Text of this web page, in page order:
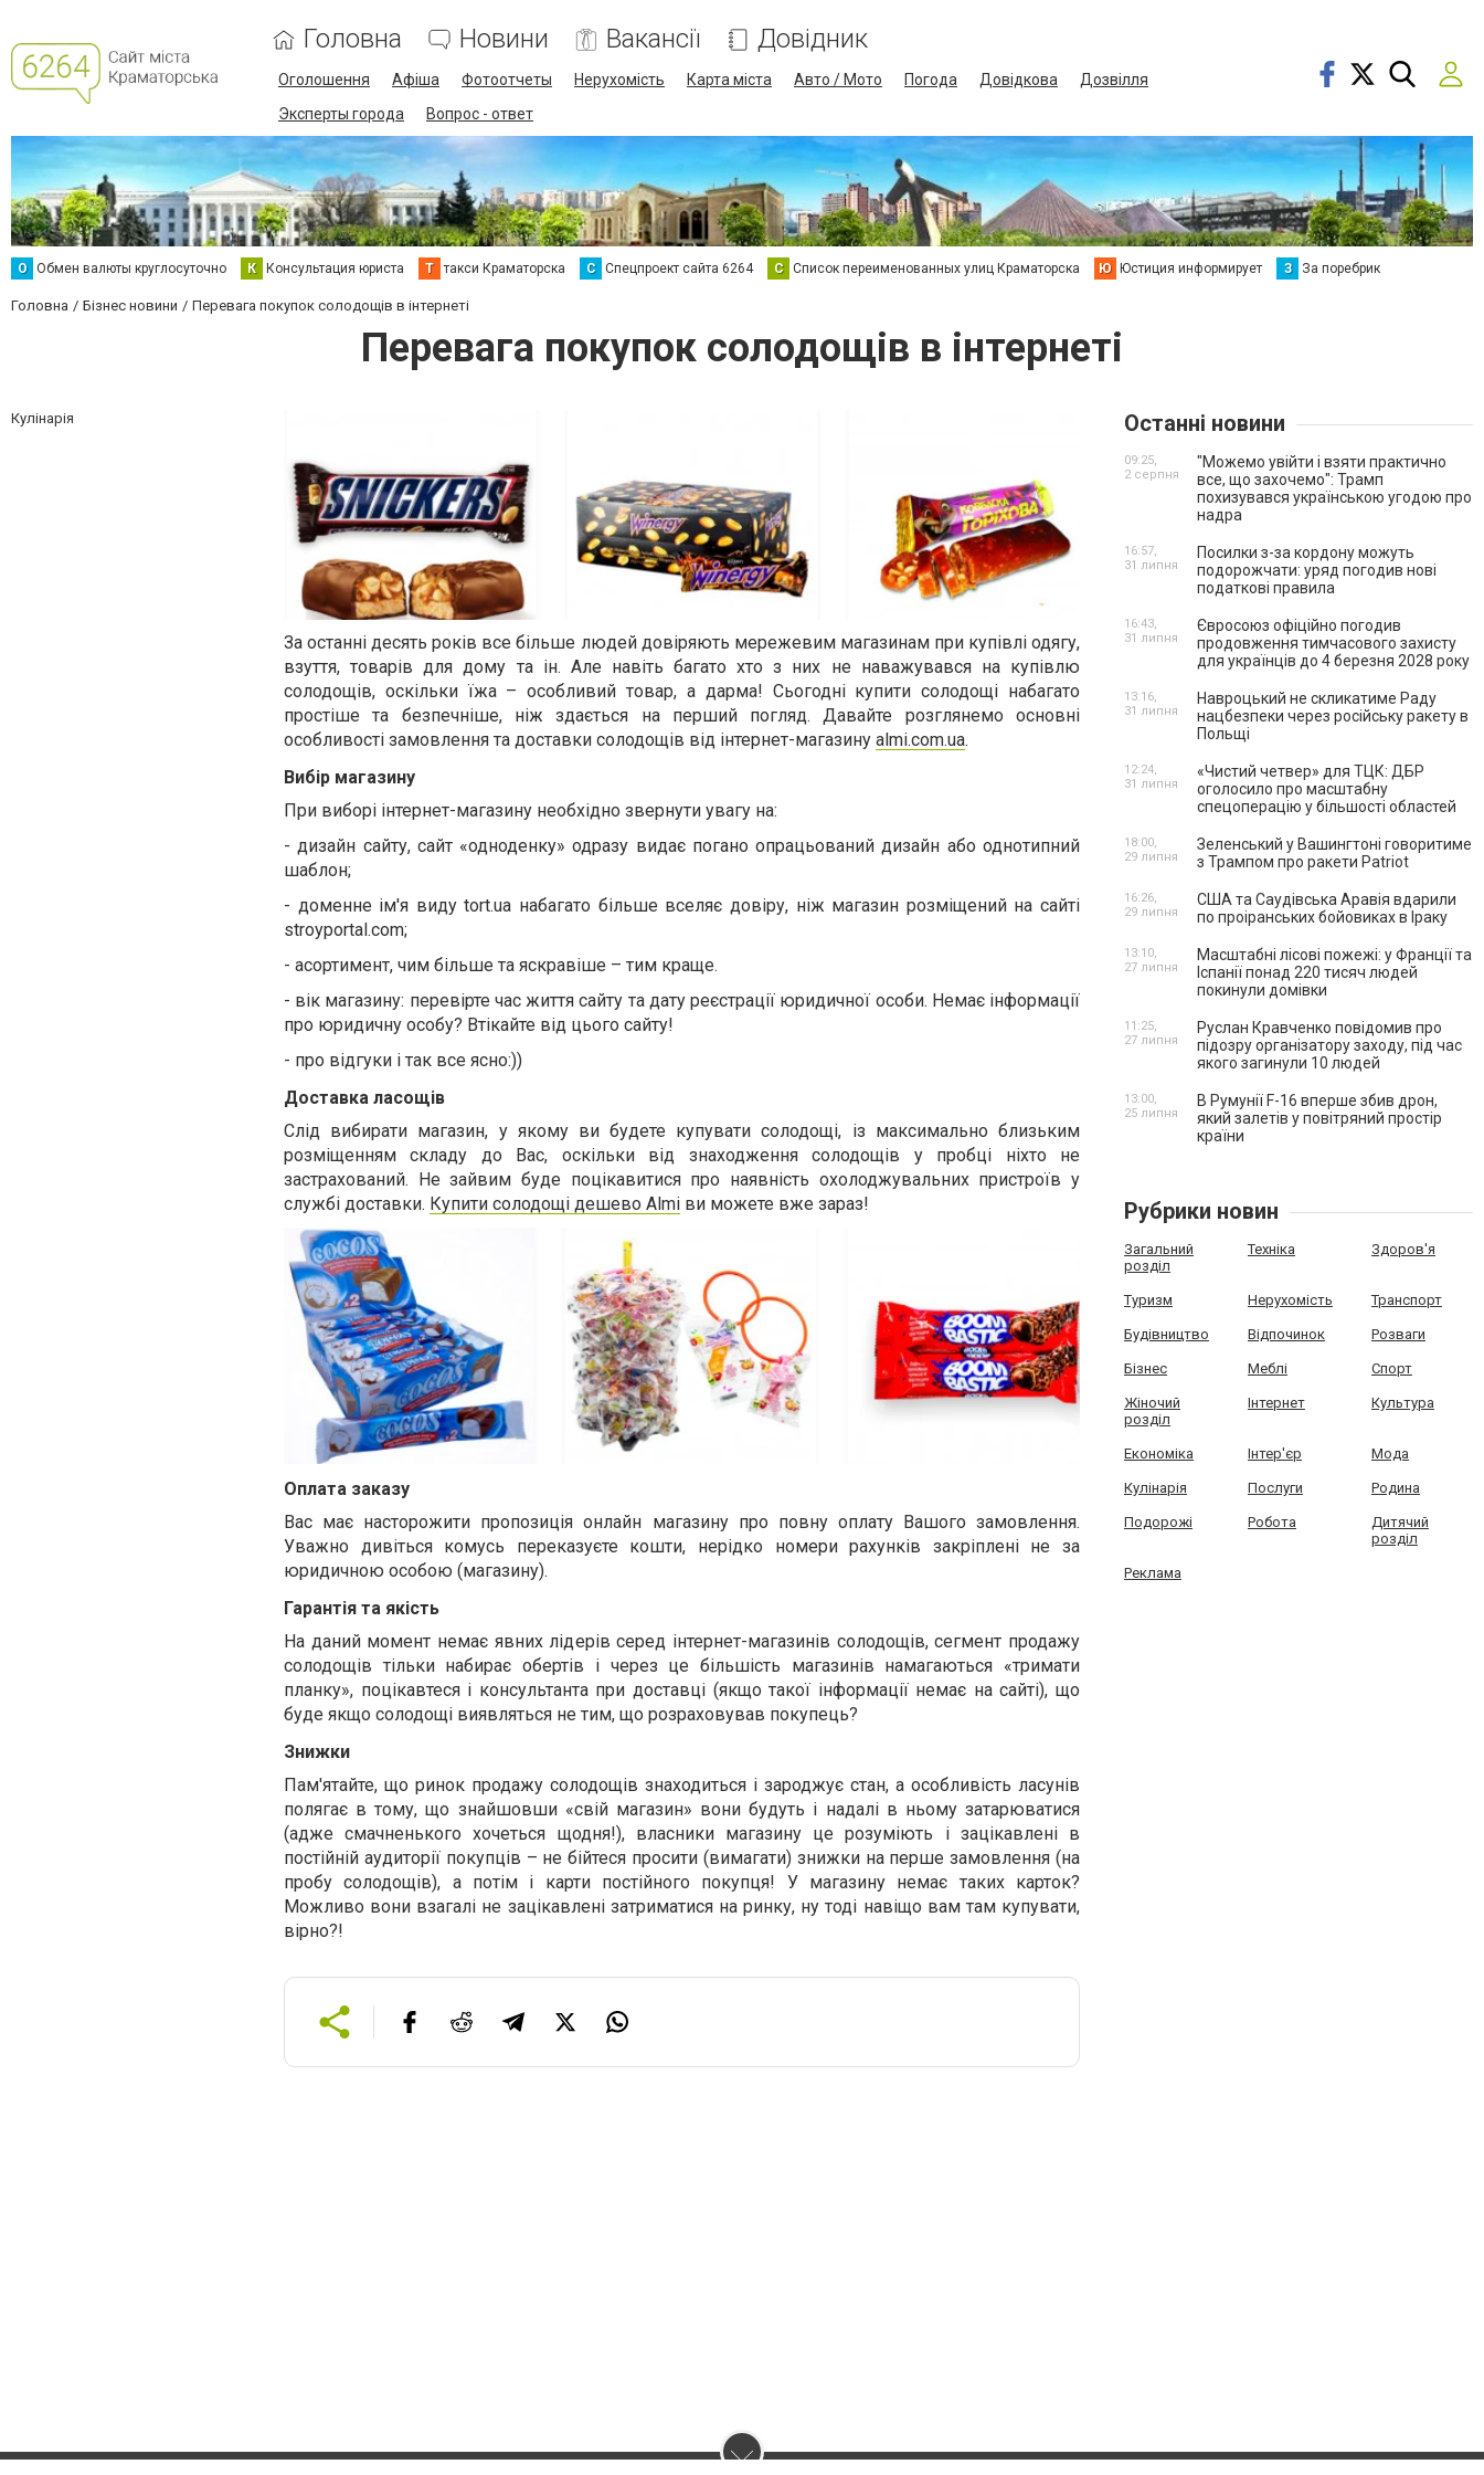
Головна Новини Вакансії Довідник
Оголошення Афіша Фотоотчеты Нерухомість Карта міста Авто / Мото Погода Довідкова
Дозвілля
Эксперты города
Вопрос - ответ
О Обмен валюты круглосуточно К Консультация юриста Т такси Краматорска С Спецпроект сайта 6264 С Список переименованных улиц Краматорска Ю Юстиция информирует З За поребрик
Головна Бізнес новини Перевага покупок солодощів в інтернеті
Перевага покупок солодощів в інтернеті
Кулінарія
За останні десять років все більше людей довіряють мережевим магазинам при купівлі одягу,
взуття, товарів для дому та ін. Але навіть багато хто з них не наважувався на купівлю
солодощів, оскільки їжа – особливий товар, а дарма! Сьогодні купити солодощі набагато
простіше та безпечніше, ніж здається на перший погляд. Давайте розглянемо основні
особливості замовлення та доставки солодощів від інтернет-магазину almi.com.ua.
Вибір магазину
При виборі інтернет-магазину необхідно звернути увагу на:
- дизайн сайту, сайт «одноденку» одразу видає погано опрацьований дизайн або однотипний
шаблон;
- доменне ім'я виду tort.ua набагато більше вселяє довіру, ніж магазин розміщений на сайті
stroyportal.com;
- асортимент, чим більше та яскравіше – тим краще.
- вік магазину: перевірте час життя сайту та дату реєстрації юридичної особи. Немає інформації
про юридичну особу? Втікайте від цього сайту!
- про відгуки і так все ясно:))
Доставка ласощів
Слід вибирати магазин, у якому ви будете купувати солодощі, із максимально близьким
розміщенням складу до Вас, оскільки від знаходження солодощів у пробці ніхто не
застрахований. Не зайвим буде поцікавитися про наявність охолоджувальних пристроїв у
службі доставки. Купити солодощі дешево Almi ви можете вже зараз!
Оплата заказу
Вас має насторожити пропозиція онлайн магазину про повну оплату Вашого замовлення.
Уважно дивіться комусь переказуєте кошти, нерідко номери рахунків закріплені не за
юридичною особою (магазину).
Гарантія та якість
На даний момент немає явних лідерів серед інтернет-магазинів солодощів, сегмент продажу
солодощів тільки набирає обертів і через це більшість магазинів намагаються «тримати
планку», поцікавтеся і консультанта при доставці (якщо такої інформації немає на сайті), що
буде якщо солодощі виявляться не тим, що розраховував покупець?
Знижки
Пам'ятайте, що ринок продажу солодощів знаходиться і зароджує стан, а особливість ласунів
полягає в тому, що знайшовши «свій магазин» вони будуть і надалі в ньому затарюватися
(адже смачненького хочеться щодня!), власники магазину це розуміють і зацікавлені в
постійній аудиторії покупців – не бійтеся просити (вимагати) знижки на перше замовлення (на
пробу солодощів), а потім і карти постійного покупця! У магазину немає таких карток?
Можливо вони взагалі не зацікавлені затриматися на ринку, ну тоді навіщо вам там купувати,
вірно?!
Останні новини
"Можемо увійти і взяти практично
все, що захочемо": Трамп
похизувався українською угодою про
надра
09:25,
2 серпня
Посилки з-за кордону можуть
подорожчати: уряд погодив нові
податкові правила
16:57,
31 липня
Євросоюз офіційно погодив
продовження тимчасового захисту
для українців до 4 березня 2028 року
16:43,
31 липня
Навроцький не скликатиме Раду
нацбезпеки через російську ракету в
Польщі
13:16,
31 липня
«Чистий четвер» для ТЦК: ДБР
оголосило про масштабну
спецоперацію у більшості областей
12:24,
31 липня
Зеленський у Вашингтоні говоритиме
з Трампом про ракети Patriot
18:00,
29 липня
США та Саудівська Аравія вдарили
по проіранських бойовиках в Іраку
16:26,
29 липня
Масштабні лісові пожежі: у Франції та
Іспанії понад 220 тисяч людей
покинули домівки
13:10,
27 липня
Руслан Кравченко повідомив про
підозру організатору заходу, під час
якого загинули 10 людей
11:25,
27 липня
В Румунії F-16 вперше збив дрон,
який залетів у повітряний простір
країни
13:00,
25 липня
Рубрики новин
Загальний
розділ
Техніка Здоров'я
Туризм Нерухомість Транспорт
Будівництво Відпочинок Розваги
Бізнес Меблі Спорт
Жіночий
розділ
Інтернет Культура
Економіка Інтер'єр Мода
Кулінарія Послуги Родина
Подорожі Робота
Дитячий
розділ
Реклама